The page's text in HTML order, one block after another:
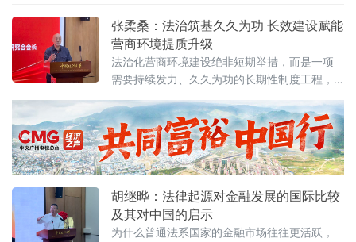
教授管晓峰6月7日在中国政法大学法治化营商
环境建设与数字金融研究中心揭牌仪式上作出
上述表示。他在题为《营商环境与经济、法治
系统工程建设路径探讨》的主题演讲中，系统
阐述以系统工程思维推进营商环境建设的理论
框架与实践路径。管晓峰从市场发展环境问
张柔桑：法治筑基久久为功 长效建设赋能
营商环境提质升级
法治化营商环境建设绝非短期举措，而是一项
需要持续发力、久久为功的长期性制度工程，
展的根本路径。
胡继晔：法律起源对金融发展的国际比较
及其对中国的启示
为什么普通法系国家的金融市场往往更活跃，